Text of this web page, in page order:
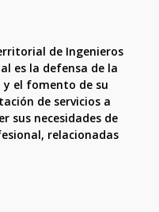
de Ingenieros
es la defensa de la
el fomento de su
de servicios a
sus necesidades de
relacionadas